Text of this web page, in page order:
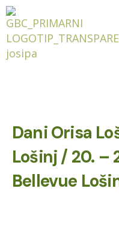
Dani Orisa
Lošinj / 20. –
Bellevue